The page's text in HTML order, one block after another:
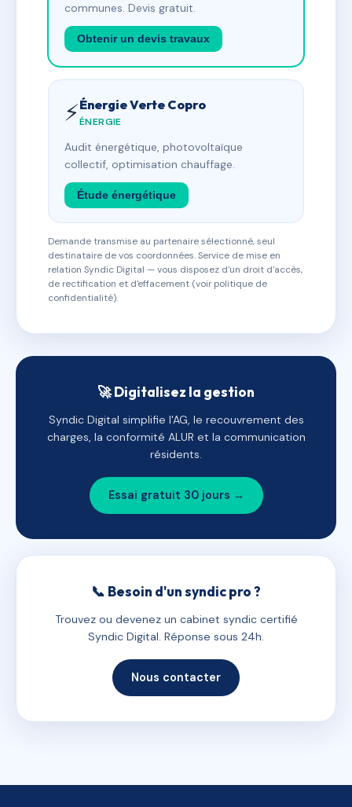
communes. Devis gratuit.
Obtenir un devis travaux
⚡Énergie Verte Copro
ÉNERGIE
Audit énergétique, photovoltaïque
collectif, optimisation chauffage.
Étude énergétique
Demande transmise au partenaire sélectionné, seul
destinataire de vos coordonnées. Service de mise en
relation Syndic Digital — vous disposez d'un droit d'accès,
de rectification et d'effacement (voir politique de
confidentialité).
🚀 Digitalisez la gestion
Syndic Digital simplifie l'AG, le recouvrement des
charges, la conformité ALUR et la communication
résidents.
Essai gratuit 30 jours →
📞 Besoin d'un syndic pro ?
Trouvez ou devenez un cabinet syndic certifié
Syndic Digital. Réponse sous 24h.
Nous contacter